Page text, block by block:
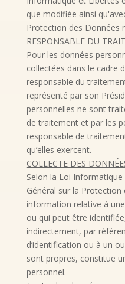
que modifiée ainsi
Protection des Données
RESPONSABLE DU
Pour les données
collectées dans le cadre
responsable du
représenté par son
personnelles ne sont
de traitement et par les
responsable de
qu’elles exercent.
COLLECTE DES
Selon la Loi
Général sur la
information relative à
ou qui peut être
indirectement, par
d’identification ou à un
sont propres, constitue
personnel.